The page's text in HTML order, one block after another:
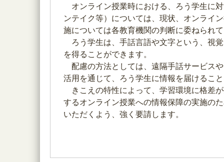
オンライン授業時における、ろう学生に
ンテイク等）については、現状、オンライ
施については各教育機関の判断に委ねられ
ろう学生は、手話言語や文字という、視
を得ることができます。
配慮の方法としては、遠隔手話サービス
活用を通じて、ろう学生に情報を届けるこ
きこえの特性によって、学習環境に格差
するオンライン授業への情報保障の実施の
いただくよう、強く要請します。